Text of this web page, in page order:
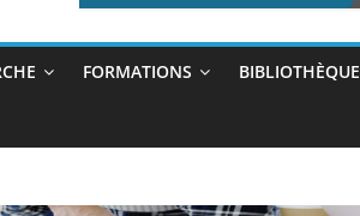
FORMATIONS BIBLIOTHÈQUE